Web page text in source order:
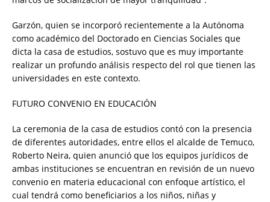
Garzón, quien se incorporó recientemente a la Autónoma
como académico del Doctorado en Ciencias Sociales que
dicta la casa de estudios, sostuvo que es muy importante
realizar un profundo análisis respecto del rol que tienen las
universidades en este contexto.
FUTURO CONVENIO EN EDUCACIÓN
La ceremonia de la casa de estudios contó con la presencia
de diferentes autoridades, entre ellos el alcalde de Temuco,
Roberto Neira, quien anunció que los equipos jurídicos de
ambas instituciones se encuentran en revisión de un nuevo
convenio en materia educacional con enfoque artístico, el
cual tendrá como beneficiarios a los niños, niñas y